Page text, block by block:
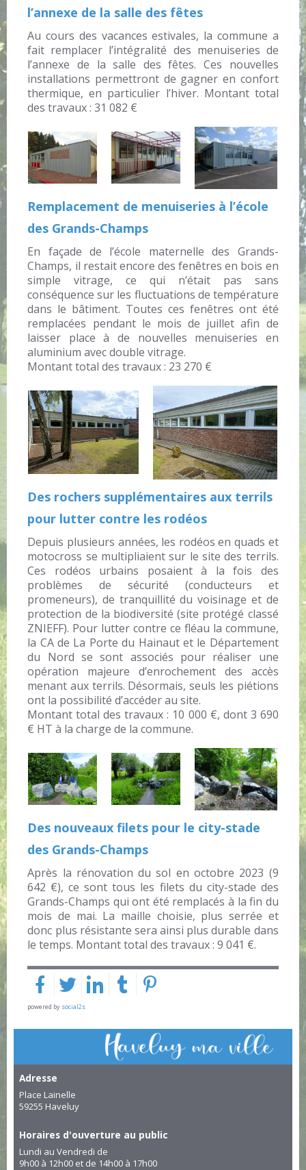
l’annexe de la salle des fêtes
Au cours des vacances estivales, la commune a
fait remplacer l’intégralité des menuiseries de
l’annexe de la salle des fêtes. Ces nouvelles
installations permettront de gagner en confort
thermique, en particulier l’hiver. Montant total
des travaux : 31 082 €
Remplacement de menuiseries à l’école
des Grands-Champs
En façade de l’école maternelle des Grands-
Champs, il restait encore des fenêtres en bois en
simple vitrage, ce qui n’était pas sans
conséquence sur les fluctuations de température
dans le bâtiment. Toutes ces fenêtres ont été
remplacées pendant le mois de juillet afin de
laisser place à de nouvelles menuiseries en
aluminium avec double vitrage.
Montant total des travaux : 23 270 €
Des rochers supplémentaires aux terrils
pour lutter contre les rodéos
Depuis plusieurs années, les rodéos en quads et
motocross se multipliaient sur le site des terrils.
Ces rodéos urbains posaient à la fois des
problèmes de sécurité (conducteurs et
promeneurs), de tranquillité du voisinage et de
protection de la biodiversité (site protégé classé
ZNIEFF). Pour lutter contre ce fléau la commune,
la CA de La Porte du Hainaut et le Département
du Nord se sont associés pour réaliser une
opération majeure d’enrochement des accès
menant aux terrils. Désormais, seuls les piétions
ont la possibilité d’accéder au site.
Montant total des travaux : 10 000 €, dont 3 690
€ HT à la charge de la commune.
Des nouveaux filets pour le city-stade
des Grands-Champs
Après la rénovation du sol en octobre 2023 (9
642 €), ce sont tous les filets du city-stade des
Grands-Champs qui ont été remplacés à la fin du
mois de mai. La maille choisie, plus serrée et
donc plus résistante sera ainsi plus durable dans
le temps. Montant total des travaux : 9 041 €.
powered by social2s
Adresse
Place Lainelle
59255 Haveluy
Horaires d'ouverture au public
Lundi au Vendredi de
9h00 à 12h00 et de 14h00 à 17h00